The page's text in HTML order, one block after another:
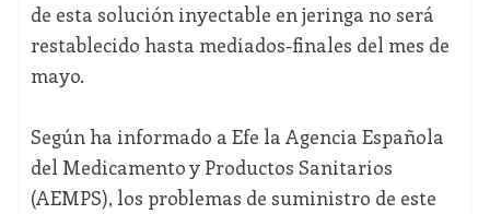
de esta solución inyectable en jeringa no será
restablecido hasta mediados-finales del mes de
mayo.
Según ha informado a Efe la Agencia Española
del Medicamento y Productos Sanitarios
(AEMPS), los problemas de suministro de este